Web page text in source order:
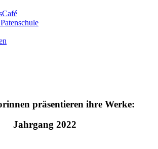
präsentieren ihre Werke:
Jahrgang 2022